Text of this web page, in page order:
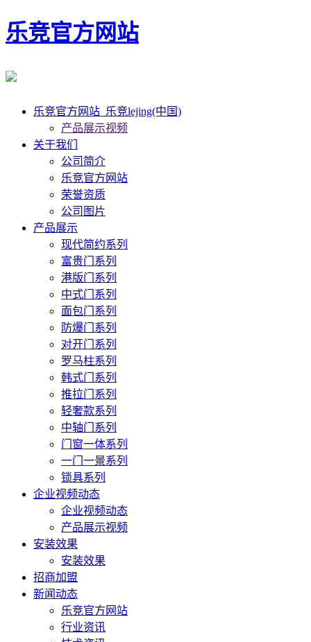
乐竞官方网站
乐竞官方网站_乐竞lejing(中国)
产品展示视频
关于我们
公司简介
乐竞官方网站
荣誉资质
公司图片
产品展示
现代简约系列
富贵门系列
港版门系列
中式门系列
面包门系列
防爆门系列
对开门系列
罗马柱系列
韩式门系列
推拉门系列
轻奢款系列
中轴门系列
门窗一体系列
一门一景系列
锁具系列
企业视频动态
企业视频动态
产品展示视频
安装效果
安装效果
招商加盟
新闻动态
乐竞官方网站
行业资讯